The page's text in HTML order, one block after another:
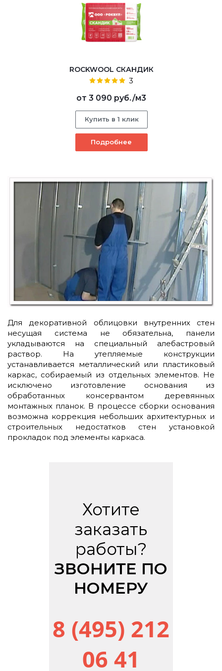
ROCKWOOL СКАНДИК
3
от 3 090 руб./м3
Купить в 1 клик
Подробнее
Для декоративной облицовки внутренних стен
несущая система не обязательна, панели
укладываются на специальный алебастровый
раствор. На утепляемые конструкции
устанавливается металлический или пластиковый
каркас, собираемый из отдельных элементов. Не
исключено изготовление основания из
обработанных консервантом деревянных
монтажных планок. В процессе сборки основания
возможна коррекция небольших архитектурных и
строительных недостатков стен установкой
прокладок под элементы каркаса.
Хотите
заказать
работы?
ЗВОНИТЕ ПО
НОМЕРУ
8 (495) 212
06 41